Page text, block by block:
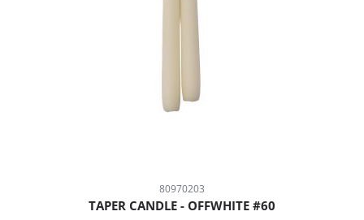
80970203
TAPER CANDLE - OFFWHITE #60